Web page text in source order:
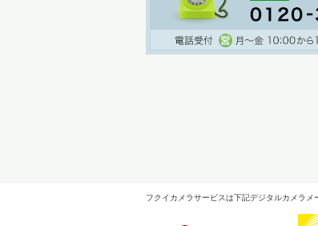
フクイカメラサービスは下記デジタルカメラメ